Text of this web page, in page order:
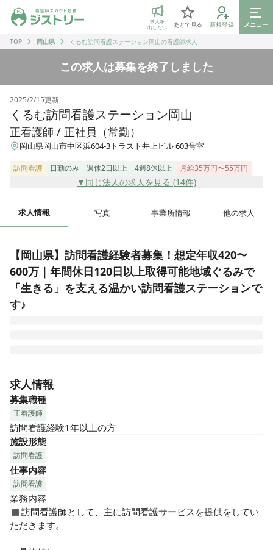
ジストリー 看護師の転職マッチング
求人を
出したい
あとで見る 新規登録
メニュー
TOP
岡山県 くるむ訪問看護ステーション岡山の看護師求人
この求人は募集を終了しました
2025/2/15更新
くるむ訪問看護ステーション岡山
正看護師 / 正社員（常勤）
岡山県岡山市中区浜604-3トラスト井上ビル 603号室
訪問看護 日勤のみ 週休2日以上 4週8休以上 月給35万円〜55万円
▼同じ法人の求人を見る (14件)
求人情報 写真 事業所情報 他の求人
【岡山県】訪問看護経験者募集！想定年収420〜
600万｜年間休日120日以上取得可能地域ぐるみで
「生きる」を支える温かい訪問看護ステーションで
す♪
きる】その想いに最期まで寄り添い、さまざまな分野で活躍
した看護師が在籍し、常に高品質なケアを提供し続けられる
体制を整えています。
ご自宅でも病院にいるような安心感を提供できるよう、ケア
の品質のみならず、医療機関や介護サービス事業所とも連携
し、街ぐるみで「生きる」を支えています。
◼︎◼︎おすすめポイント◼︎◼︎
◆医療DXを推進しながら働きやすい環境を常にアップデート
しています。
DXにより業務効率とスタッフの負担軽減により、より質の高
求人情報
募集職種
正看護師
訪問看護経験1年以上の方
施設形態
訪問看護
仕事内容
訪問看護
業務内容
◼︎訪問看護師として、主に訪問看護サービスを提供をしてい
ただきます。